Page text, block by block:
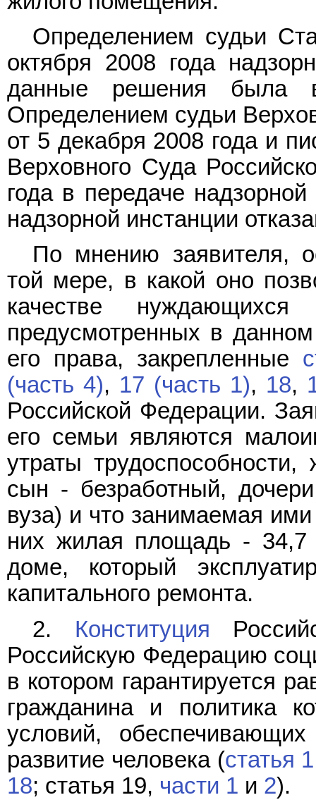
Определением судьи
октября 2008 года
данные решения была
Определением судьи
от 5 декабря 2008 года и
Верховного Суда
года в передаче
надзорной инстанции
По мнению заявителя,
той мере, в какой оно
качестве
предусмотренных в
его права, закрепленные
(часть 4), 17 (часть 1), 18,
Российской Федерации.
его семьи являются
утраты
сын - безработный,
вуза) и что занимаемая
них жилая площадь - 34,7
доме, который
капитального ремонта.
2. Конституция
Российскую Федерацию
в котором гарантируется
гражданина и политика
условий,
развитие человека (статья
18; статья 19, части 1 и 2).